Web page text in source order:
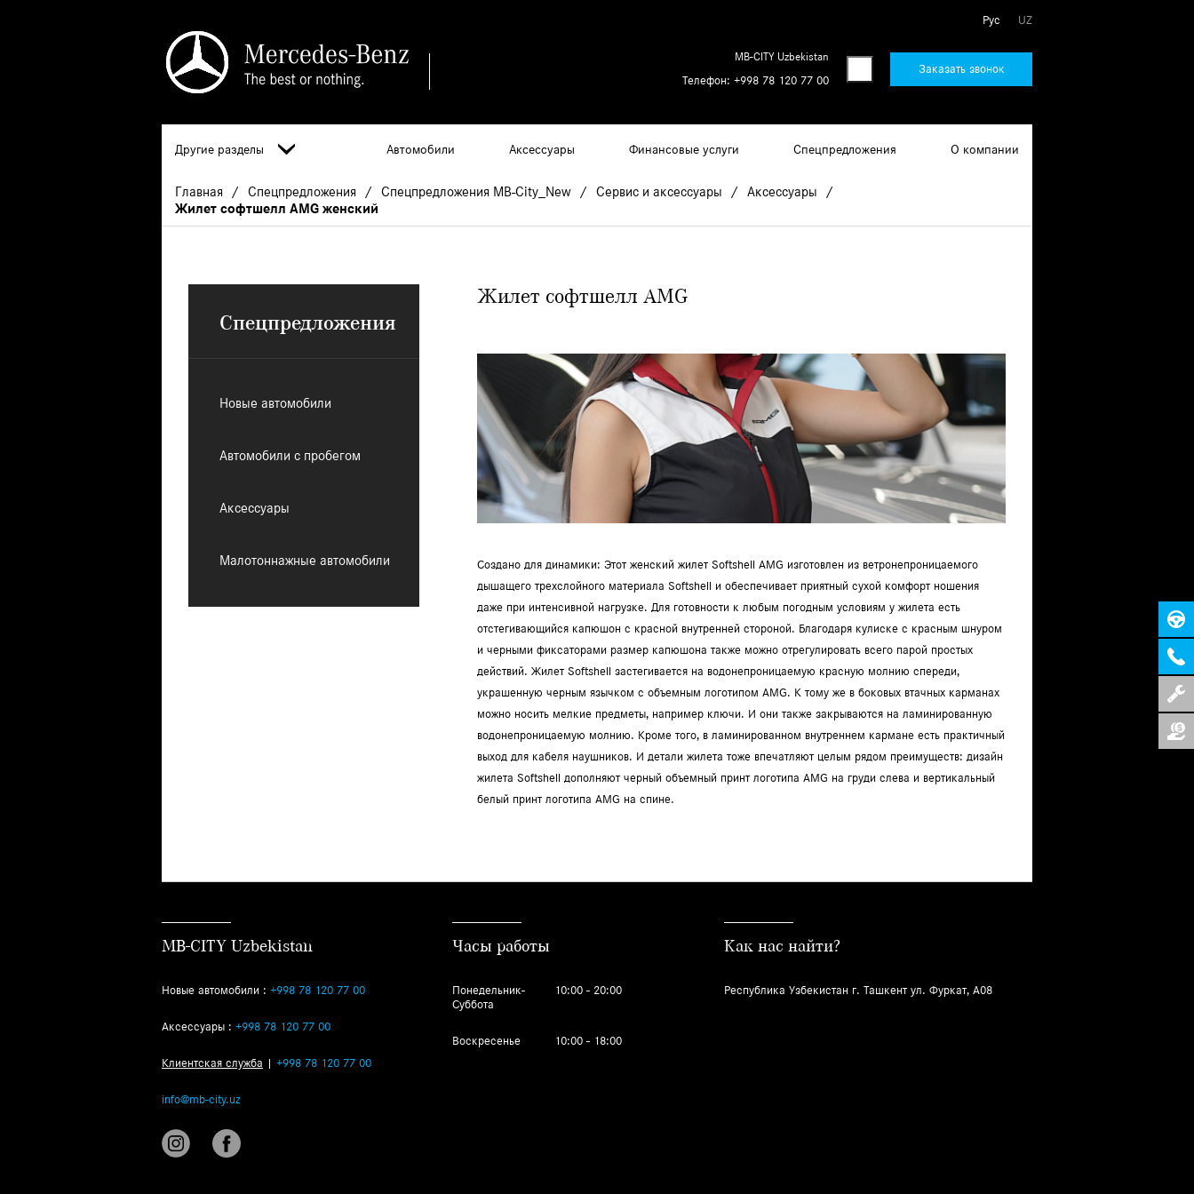
Рус UZ
MB-CITY Uzbekistan
Телефон: +998 78 120 77 00
Заказать звонок
Другие разделы Автомобили Аксессуары Финансовые услуги Спецпредложения О компании
Главная Спецпредложения Спецпредложения MB-City_New Сервис и аксессуары
Аксессуары
Жилет софтшелл AMG женский
Спецпредложения
Новые автомобили
Автомобили с пробегом
Аксессуары
Малотоннажные автомобили
Жилет софтшелл AMG
Создано для динамики: Этот женский жилет Softshell AMG изготовлен из ветронепроницаемого
дышащего трехслойного материала Softshell и обеспечивает приятный сухой комфорт ношения
даже при интенсивной нагрузке. Для готовности к любым погодным условиям у жилета есть
отстегивающийся капюшон с красной внутренней стороной. Благодаря кулиске с красным шнуром
и черными фиксаторами размер капюшона также можно отрегулировать всего парой простых
действий. Жилет Softshell застегивается на водонепроницаемую красную молнию спереди,
украшенную черным язычком с объемным логотипом AMG. К тому же в боковых втачных карманах
можно носить мелкие предметы, например ключи. И они также закрываются на ламинированную
водонепроницаемую молнию. Кроме того, в ламинированном внутреннем кармане есть практичный
выход для кабеля наушников. И детали жилета тоже впечатляют целым рядом преимуществ: дизайн
жилета Softshell дополняют черный объемный принт логотипа AMG на груди слева и вертикальный
белый принт логотипа AMG на спине.
MB-CITY Uzbekistan
Новые автомобили : +998 78 120 77 00
Аксессуары : +998 78 120 77 00
Клиентская служба | +998 78 120 77 00
info@mb-city.uz
Часы работы
Понедельник-
Суббота
10:00 - 20:00
Воскресенье 10:00 - 18:00
Как нас найти?
Республика Узбекистан г. Ташкент ул. Фуркат, A08